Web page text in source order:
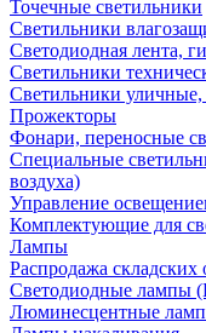
Точечные светильники
Светильники
Светодиодная лента,
Светильники
Светильники
Прожекторы
Фонари, переносные
Специальные
воздуха)
Управление
Комплектующие для
Лампы
Распродажа складских
Светодиодные лампы
Люминесцентные